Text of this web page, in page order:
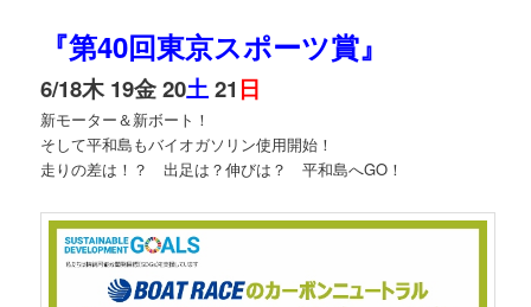
『第40回東京スポーツ賞』
6/18木 19金 20土21 日
新モーター＆新ボート！
そして平和島もバイオガソリン使用開始！
走りの差は！？ 出足は？伸びは？ 平和島へGO！